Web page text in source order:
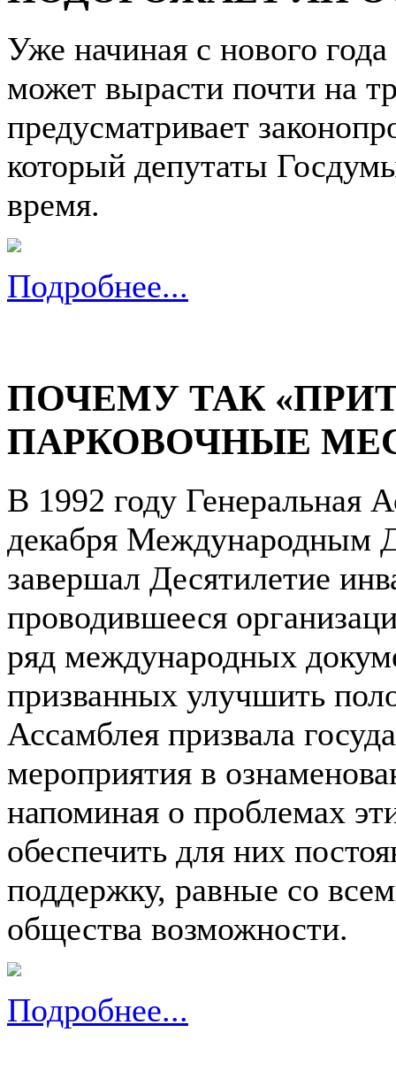
Уже начиная с нового
может вырасти почти на
предусматривает
который депутаты
время.
Подробнее...
ПОЧЕМУ ТАК
ПАРКОВОЧНЫЕ
В 1992 году Генеральная
декабря Международным
завершал Десятилетие
проводившееся
ряд международных
призванных улучшить
Ассамблея призвала
мероприятия в
напоминая о проблемах
обеспечить для них
поддержку, равные со
общества возможности.
Подробнее...